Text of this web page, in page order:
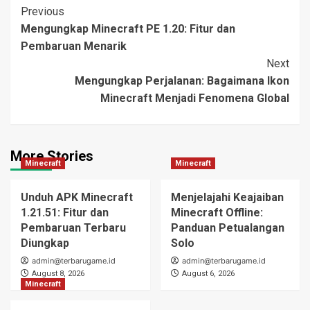
Post
Navigation
Previous
Mengungkap Minecraft PE 1.20: Fitur dan
Pembaruan Menarik
Next
Mengungkap Perjalanan: Bagaimana Ikon
Minecraft Menjadi Fenomena Global
More Stories
Minecraft
Unduh APK Minecraft
1.21.51: Fitur dan
Pembaruan Terbaru
Diungkap
admin@terbarugame.id
August 8, 2026
Minecraft
Menjelajahi Keajaiban
Minecraft Offline:
Panduan Petualangan
Solo
admin@terbarugame.id
August 6, 2026
Minecraft